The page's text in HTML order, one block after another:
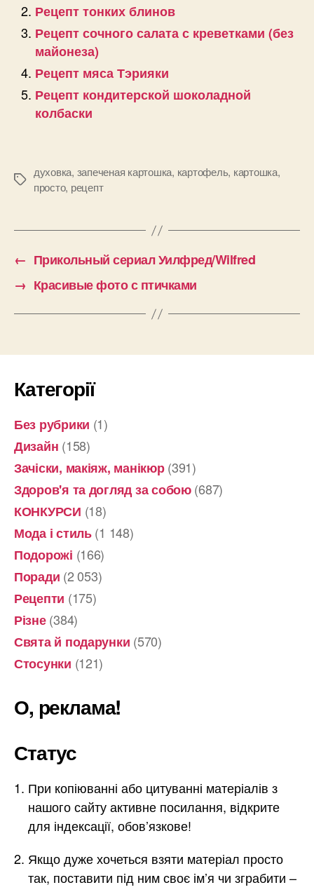
Рецепт тонких блинов
Рецепт сочного салата с креветками (без
майонеза)
Рецепт мяса Тэрияки
Рецепт кондитерской шоколадной
колбаски
Позначки
духовка, запеченая картошка, картофель, картошка,
просто, рецепт
← Прикольный сериал Уилфред/Wilfred
→ Красивые фото с птичками
Категорії
Без рубрики (1)
Дизайн (158)
Зачіски, макіяж, манікюр(391)
Здоров'я та догляд за собою(687)
КОНКУРСИ (18)
Мода і стиль(1 148)
Подорожі (166)
Поради (2 053)
Рецепти (175)
Різне(384)
Свята й подарунки (570)
Стосунки (121)
О, реклама!
Статус
При копіюванні або цитуванні матеріалів з
нашого сайту активне посилання, відкрите
для індексації, обов’язкове!
Якщо дуже хочеться взяти матеріал просто
так, поставити під ним своє ім’я чи зграбити –